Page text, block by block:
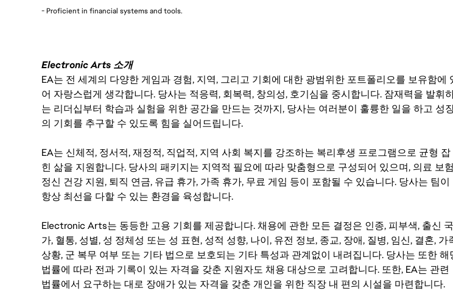
- Proficient in financial systems and tools.
Electronic Arts 소개
EA는 전 세계의 다양한 게임과 경험, 지역, 그리고 기회에 대한 광범위한 포트폴리오를 보유함에
어 자랑스럽게 생각합니다. 당사는 적응력, 회복력, 창의성, 호기심을 중시합니다. 잠재력을 발휘
는 리더십부터 학습과 실험을 위한 공간을 만드는 것까지, 당사는 여러분이 훌륭한 일을 하고 성
의 기회를 추구할 수 있도록 힘을 실어드립니다.
EA는 신체적, 정서적, 재정적, 직업적, 지역 사회 복지를 강조하는 복리후생 프로그램으로 균형 잡
힌 삶을 지원합니다. 당사의 패키지는 지역적 필요에 따라 맞춤형으로 구성되어 있으며, 의료 보
정신 건강 지원, 퇴직 연금, 유급 휴가, 가족 휴가, 무료 게임 등이 포함될 수 있습니다. 당사는 팀이
항상 최선을 다할 수 있는 환경을 육성합니다.
Electronic Arts는 동등한 고용 기회를 제공합니다. 채용에 관한 모든 결정은 인종, 피부색, 출신 국
가, 혈통, 성별, 성 정체성 또는 성 표현, 성적 성향, 나이, 유전 정보, 종교, 장애, 질병, 임신, 결혼, 가
상황, 군 복무 여부 또는 기타 법으로 보호되는 기타 특성과 관계없이 내려집니다. 당사는 또한 해
법률에 따라 전과 기록이 있는 자격을 갖춘 지원자도 채용 대상으로 고려합니다. 또한, EA는 관련
법률에서 요구하는 대로 장애가 있는 자격을 갖춘 개인을 위한 직장 내 편의 시설을 마련합니다.